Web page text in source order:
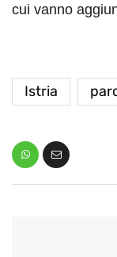
cui vanno
Istria